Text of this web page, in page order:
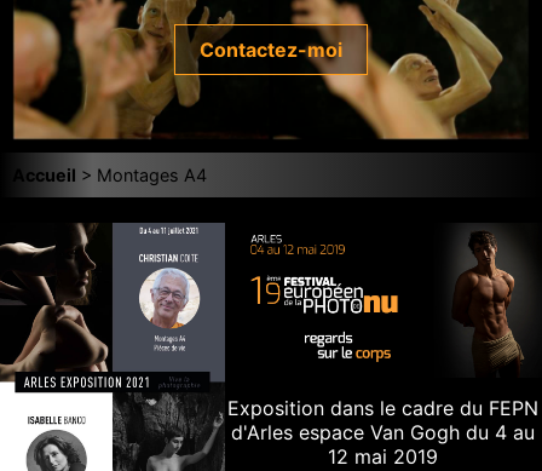
Contactez-moi
Accueil > Montages A4
Exposition dans le cadre du FEPN
d'Arles espace Van Gogh du 4 au
12 mai 2019